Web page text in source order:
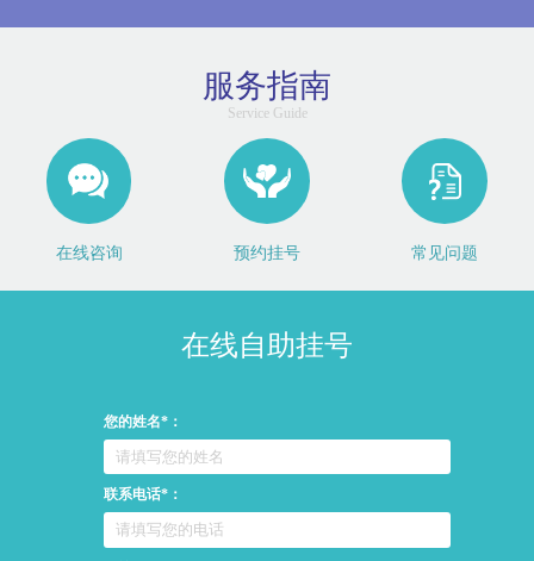
服务指南
Service Guide
在线咨询 预约挂号 常见问题
在线自助挂号
您的姓名*：
联系电话*：